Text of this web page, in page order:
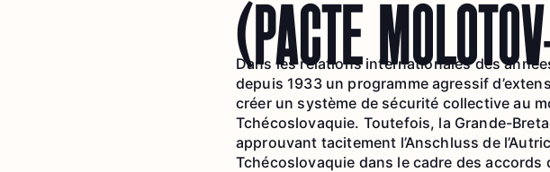
(PACTE
Dans les relations internationales des
depuis 1933 un programme agressif
créer un système de sécurité collective au
Tchécoslovaquie. Toutefois, la Grande-
approuvant tacitement l’Anschluss de
Tchécoslovaquie dans le cadre des